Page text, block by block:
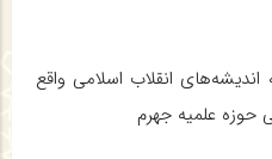
اندیشه‌های انقلاب اسلامی واقع
علميه جهرم